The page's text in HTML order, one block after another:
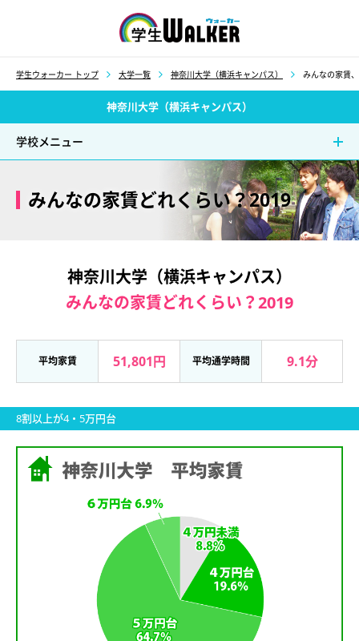
学生ウォーカー トップ 大学一覧 神奈川大学（横浜キャンパス） みんなの家賃
神奈川大学（横浜キャンパス）
学校メニュー
みんなの家賃どれくらい？2019
神奈川大学（横浜キャンパス）
みんなの家賃どれくらい？2019
平均家賃 51,801円 平均通学時間 9.1分
8割以上が4・5万円台